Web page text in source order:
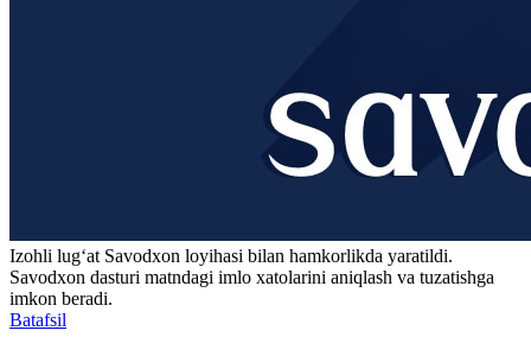
Izohli lugʻat Savodxon loyihasi bilan hamkorlikda yaratildi.
Savodxon dasturi matndagi imlo xatolarini aniqlash va tuzatishga
imkon beradi.
Batafsil